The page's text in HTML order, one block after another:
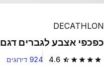
DECATHLON
כפכפי אצבע לגברים דגם 100 - כחול
4.6 4.6 out of 5 stars from 924 reviews 924 דירוגים